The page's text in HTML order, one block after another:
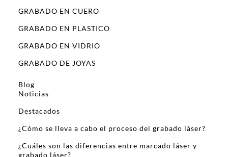
GRABADO EN CUERO
GRABADO EN PLASTICO
GRABADO EN VIDRIO
GRABADO DE JOYAS
Blog
Noticias
Destacados
¿Cómo se lleva a cabo el proceso del grabado láser?
¿Cuáles son las diferencias entre marcado láser y
grabado láser?